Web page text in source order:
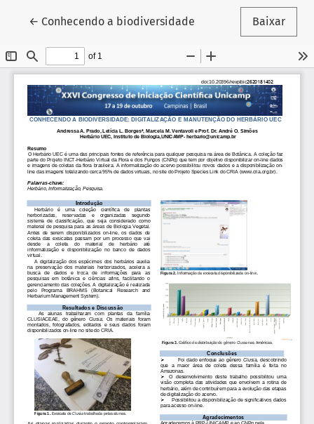
← Voltar aos Detalhes do Artigo
Conhecendo a biodiversidade Baixar